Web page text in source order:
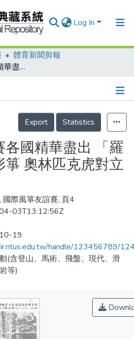
Log In
體育新聞剪報
國際風箏大賽各國精華盡出 「羅生門」拼菱形箏 奧林匹克虎對立體機
Details
Export
Statistics
各國精華盡出 「羅
箏 奧林匹克虎對立
國際風箏友誼賽, 頁4
03T13:12:56Z
19
handle/123456789/
(含登山、馬術、飛盤、現代、滑
等)